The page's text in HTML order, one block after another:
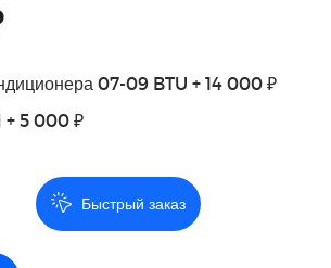
07-09 BTU + 14 000 ₽
+ 5 000 ₽
Быстрый заказ